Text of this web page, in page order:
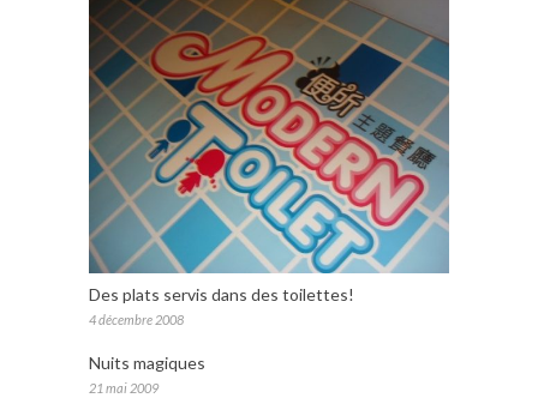
Des plats servis dans des toilettes!
4 décembre 2008
Nuits magiques
21 mai 2009